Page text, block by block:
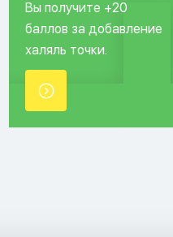
Вы получите +20
баллов за добавление
халяль точки.